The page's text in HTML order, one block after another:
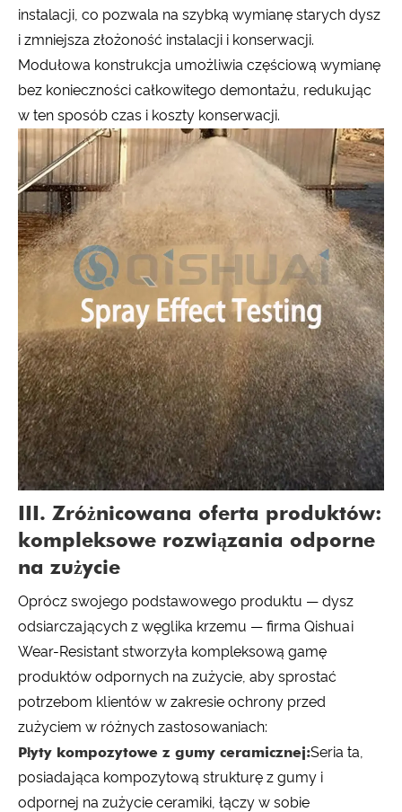
instalacji, co pozwala na szybką wymianę starych dysz
i zmniejsza złożoność instalacji i konserwacji.
Modułowa konstrukcja umożliwia częściową wymianę
bez konieczności całkowitego demontażu, redukując
w ten sposób czas i koszty konserwacji.
III. Zróżnicowana oferta produktów:
kompleksowe rozwiązania odporne
na zużycie
Oprócz swojego podstawowego produktu — dysz
odsiarczających z węglika krzemu — firma Qishuai
Wear-Resistant stworzyła kompleksową gamę
produktów odpornych na zużycie, aby sprostać
potrzebom klientów w zakresie ochrony przed
zużyciem w różnych zastosowaniach:
Płyty kompozytowe z gumy ceramicznej:Seria ta,
posiadająca kompozytową strukturę z gumy i
odpornej na zużycie ceramiki, łączy w sobie